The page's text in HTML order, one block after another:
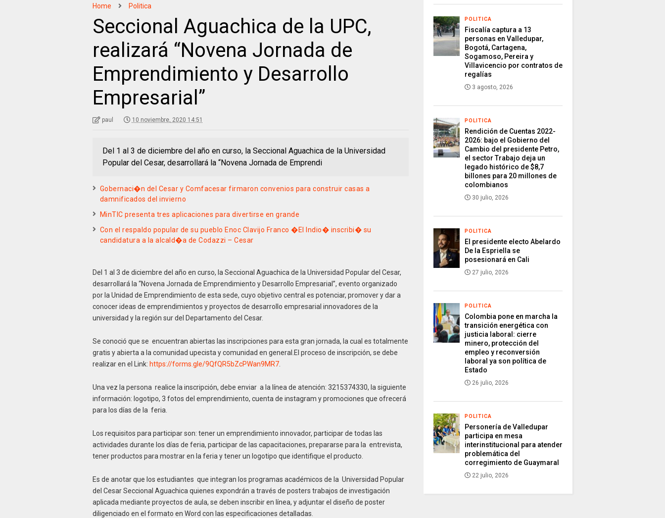
Home Politica
Seccional Aguachica de la UPC,
realizará “Novena Jornada de
Emprendimiento y Desarrollo
Empresarial”
paul 10 noviembre, 2020 14:51
Del 1 al 3 de diciembre del año en curso, la Seccional Aguachica de la Universidad
Popular del Cesar, desarrollará la “Novena Jornada de Emprendi
Gobernaci�n del Cesar y Comfacesar firmaron convenios para construir casas a
damnificados del invierno
MinTIC presenta tres aplicaciones para divertirse en grande
Con el respaldo popular de su pueblo Enoc Clavijo Franco �El Indio� inscribi� su
candidatura a la alcald�a de Codazzi – Cesar
Del 1 al 3 de diciembre del año en curso, la Seccional Aguachica de la Universidad Popular del Cesar,
desarrollará la “Novena Jornada de Emprendimiento y Desarrollo Empresarial”, evento organizado
por la Unidad de Emprendimiento de esta sede, cuyo objetivo central es potenciar, promover y dar a
conocer ideas de emprendimientos y proyectos de desarrollo empresarial innovadores de la
universidad y la región sur del Departamento del Cesar.
Se conoció que se encuentran abiertas las inscripciones para esta gran jornada, la cual es totalmente
gratis y abierta a la comunidad upecista y comunidad en general.El proceso de inscripción, se debe
realizar en el Link: https://forms.gle/9QfQR5bZcPWan9MR7.
Una vez la persona realice la inscripción, debe enviar a la línea de atención: 3215374330, la siguiente
información: logotipo, 3 fotos del emprendimiento, cuenta de instagram y promociones que ofrecerá
para los días de la feria.
Los requisitos para participar son: tener un emprendimiento innovador, participar de todas las
actividades durante los días de feria, participar de las capacitaciones, prepararse para la entrevista,
tener productos para mostrar en la feria y tener un logotipo que identifique el producto.
Es de anotar que los estudiantes que integran los programas académicos de la Universidad Popular
del Cesar Seccional Aguachica quienes expondrán a través de posters trabajos de investigación
aplicada mediante proyectos de aula, se deben inscribir en línea, y adjuntar el diseño de poster
diligenciado en el formato en Word con las especificaciones detalladas.
POLITICA
Fiscalía captura a 13
personas en Valledupar,
Bogotá, Cartagena,
Sogamoso, Pereira y
Villavicencio por contratos de
regalías
3 agosto, 2026
POLITICA
Rendición de Cuentas 2022-
2026: bajo el Gobierno del
Cambio del presidente Petro,
el sector Trabajo deja un
legado histórico de $8,7
billones para 20 millones de
colombianos
30 julio, 2026
POLITICA
El presidente electo Abelardo
De la Espriella se
posesionará en Cali
27 julio, 2026
POLITICA
Colombia pone en marcha la
transición energética con
justicia laboral: cierre
minero, protección del
empleo y reconversión
laboral ya son política de
Estado
26 julio, 2026
POLITICA
Personería de Valledupar
participa en mesa
interinstitucional para atender
problemática del
corregimiento de Guaymaral
22 julio, 2026